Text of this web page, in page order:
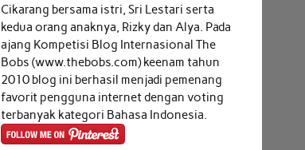
Cikarang bersama istri, Sri Lestari serta
kedua orang anaknya, Rizky dan Alya. Pada
ajang Kompetisi Blog Internasional The
Bobs (www.thebobs.com) keenam tahun
2010 blog ini berhasil menjadi pemenang
favorit pengguna internet dengan voting
terbanyak kategori Bahasa Indonesia.